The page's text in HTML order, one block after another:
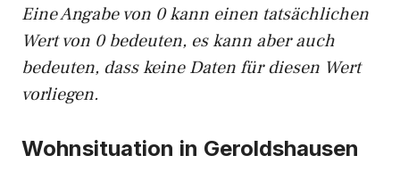
Eine Angabe von 0 kann einen tatsächlichen
Wert von 0 bedeuten, es kann aber auch
bedeuten, dass keine Daten für diesen Wert
vorliegen.
Wohnsituation in Geroldshausen